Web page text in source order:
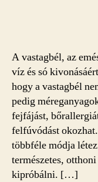
A vastagbél, az
víz és só
hogy a vastagbél
pedig
fejfájást,
felfúvódást
többféle módja
természetes,
kipróbálni. […]